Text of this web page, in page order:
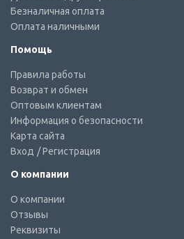
Безналичная оплата
Оплата наличными
Помощь
Правила работы
Возврат и обмен
Оптовым клиентам
Информация о безопасности
Карта сайта
Вход / Регистрация
О компании
О компании
Отзывы
Реквизиты